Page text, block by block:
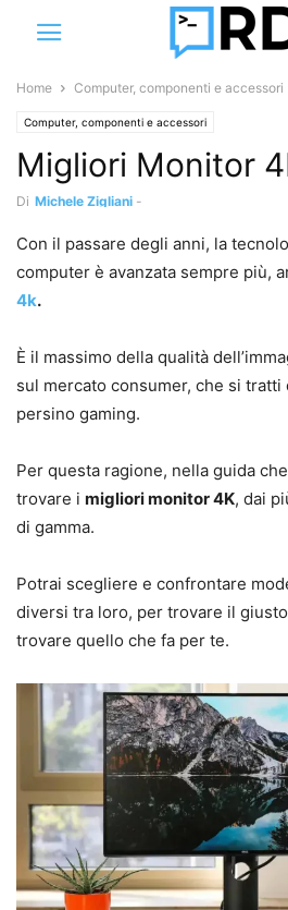
Home Computer, componenti e accessori
Computer, componenti e accessori
Migliori Monitor
Di Michele Zigliani -
Con il passare degli anni, la
computer è avanzata sempre più,
4k.
È il massimo della qualità
sul mercato consumer, che si tratti
persino gaming.
Per questa ragione, nella guida
trovare i migliori monitor 4K, dai
di gamma.
Potrai scegliere e confrontare
diversi tra loro, per trovare il
trovare quello che fa per te.